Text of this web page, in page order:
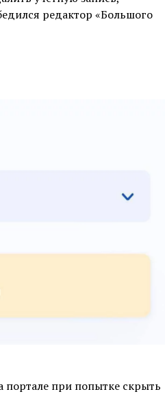
редактор «Большого
портале при попытке скрыть